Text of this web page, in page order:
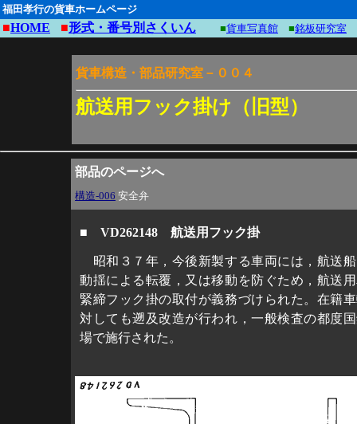
福田孝行の貨車ホームページ
■HOME ■形式・番号別さくいん ■貨車写真館 ■銘板研究室
貨車構造・部品研究室－００４
航送用フック掛け（旧型）
部品のページへ
構造-006 安全弁
■ VD262148 航送用フック掛
昭和３７年，今後新製する車両には，航送
動揺による転覆，又は移動を防ぐため，航送
緊締フック掛の取付が義務づけられた。在籍
対しても遡及改造が行われ，一般検査の都度
場で施行された。